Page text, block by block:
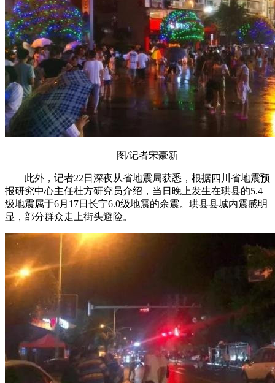
图/记者宋豪新
此外，记者22日深夜从省地震局获悉，根据四川省地震预
报研究中心主任杜方研究员介绍，当日晚上发生在珙县的5.4
级地震属于6月17日长宁6.0级地震的余震。珙县县城内震感明
显，部分群众走上街头避险。